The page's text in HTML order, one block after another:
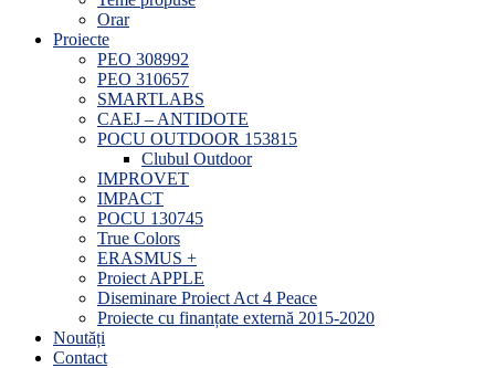
Orar
Proiecte
PEO 308992
PEO 310657
SMARTLABS
CAEJ – ANTIDOTE
POCU OUTDOOR 153815
Clubul Outdoor
IMPROVET
IMPACT
POCU 130745
True Colors
ERASMUS +
Proiect APPLE
Diseminare Proiect Act 4 Peace
Proiecte cu finanțate externă 2015-2020
Noutăți
Contact